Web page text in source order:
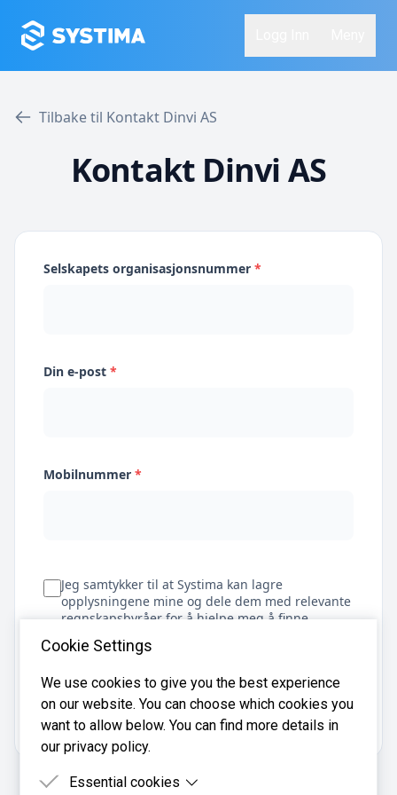
Tilbake til Kontakt Dinvi AS
Kontakt Dinvi AS
Selskapets organisasjonsnummer *
Din e-post *
Mobilnummer *
Jeg samtykker til at Systima kan lagre
opplysningene mine og dele dem med relevante
regnskapsbyråer for å hjelpe meg å finne
regnskapsfører
Få tilbud
Cookie Settings
We use cookies to give you the best experience
on our website. You can choose which cookies you
want to allow below. You can find more details in
our privacy policy.
Essential cookies